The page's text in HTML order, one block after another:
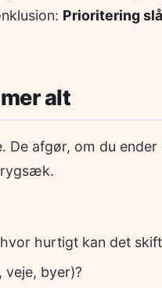
Prioritering
alt
De afgør, om du ender
rygsæk.
hurtigt kan det
byer)?